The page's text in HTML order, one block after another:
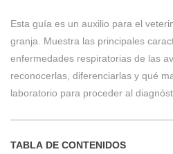
Esta guía es un auxilio para el
granja. Muestra las principales
enfermedades respiratorias de las
reconocerlas, diferenciarlas y qué
laboratorio para proceder al
TABLA DE CONTENIDOS